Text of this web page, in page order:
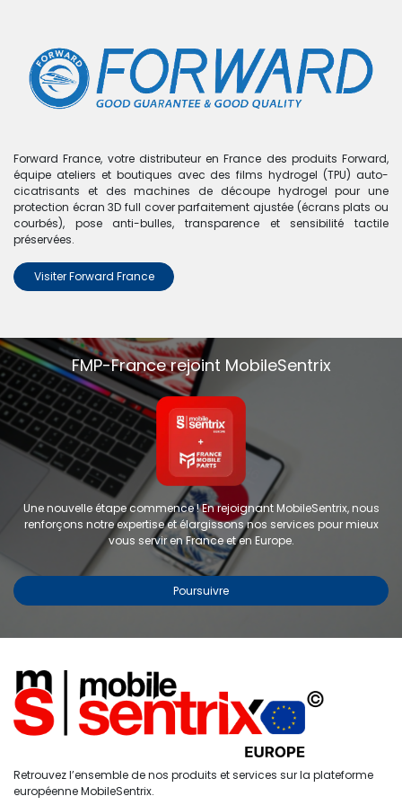
Étiquettes
Accueil Recherche
0
Compte
Boutique 0 articles trouvés.
Nous n'avons trouvé aucun
produit !
Aucun produit défini dans la catégorieA10S - A107.
Forward France, votre distributeur en France des produits Forward,
équipe ateliers et boutiques avec des films hydrogel (TPU) auto-
cicatrisants et des machines de découpe hydrogel pour une
protection écran 3D full cover parfaitement ajustée (écrans plats ou
courbés), pose anti-bulles, transparence et sensibilité tactile
préservées.
Visiter Forward France
FMP-France rejoint MobileSentrix
Une nouvelle étape commence ! En rejoignant MobileSentrix, nous
renforçons notre expertise et élargissons nos services pour mieux
vous servir en France et en Europe.
Poursuivre
Retrouvez l’ensemble de nos produits et services sur la plateforme
européenne MobileSentrix.
Copyright © 2024 FMP-France. Tous droits réservés